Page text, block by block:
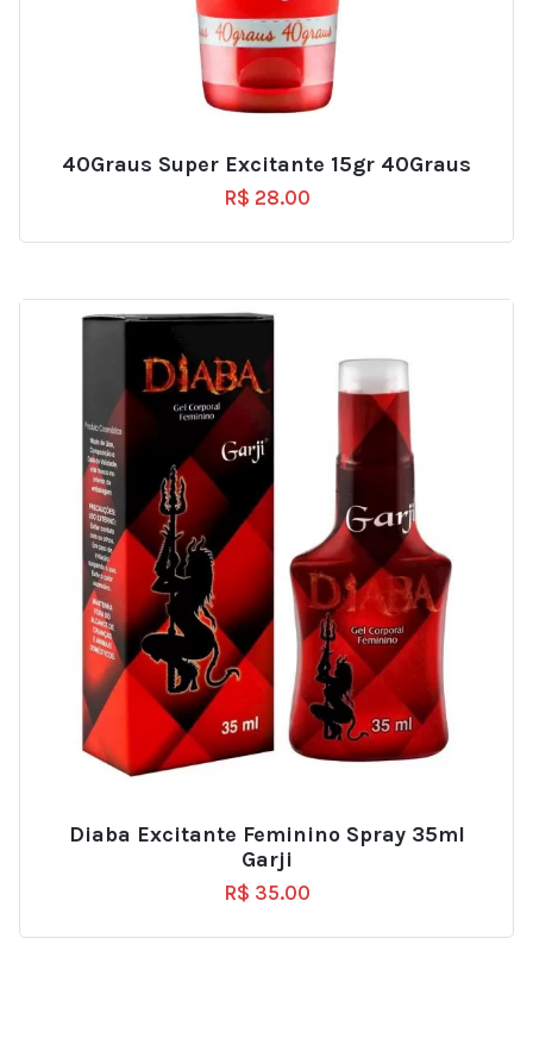
40Graus Super Excitante 15gr 40Graus
R$ 28.00
Diaba Excitante Feminino Spray 35ml
Garji
R$ 35.00